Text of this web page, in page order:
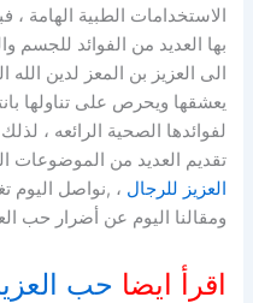
الاستخدامات الطبية الهامة
بها العديد من الفوائد
الى العزيز بن المعز لدين
يعشقها ويحرص على تناولها
لفوائدها الصحية الرائعه ،
تقديم العديد من الموضوعات
العزيز للرجال ، ,نواصل اليوم
ومقالنا اليوم عن أضرار حب
اقرأ ايضا حب